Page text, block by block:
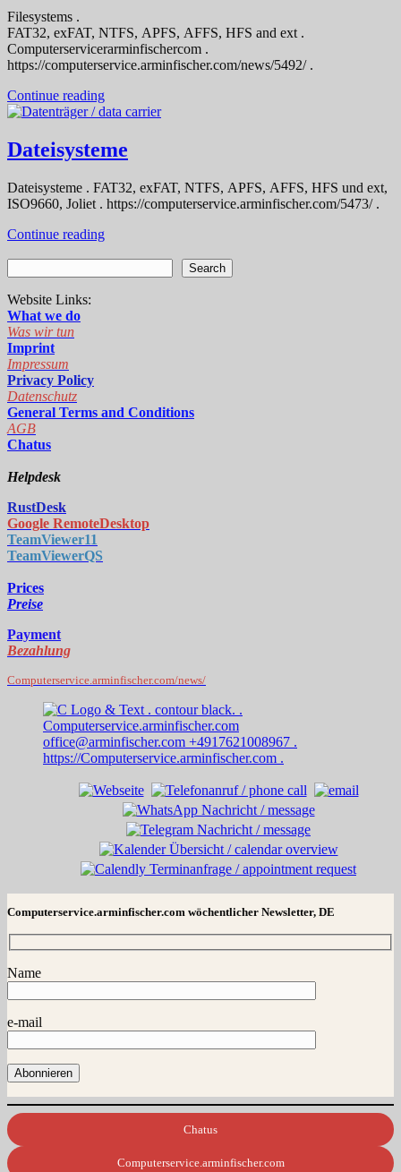
Filesystems .
FAT32, exFAT, NTFS, APFS, AFFS, HFS and ext .
Computerservicerarminfischercom .
https://computerservice.arminfischer.com/news/5492/ .
Continue reading
Dateisysteme
Dateisysteme . FAT32, exFAT, NTFS, APFS, AFFS, HFS und ext,
ISO9660, Joliet . https://computerservice.arminfischer.com/5473/ .
Continue reading
Search
Website Links:
What we do
Was wir tun
Imprint
Impressum
Privacy Policy
Datenschutz
General Terms and Conditions
AGB
Chatus
Helpdesk
RustDesk
Google RemoteDesktop
TeamViewer11
TeamViewerQS
Prices
Preise
Payment
Bezahlung
Computerservice.arminfischer.com/news/
Computerservice.arminfischer.com wöchentlicher Newsletter, DE
Name
e-mail
Chatus
Computerservice.arminfischer.com